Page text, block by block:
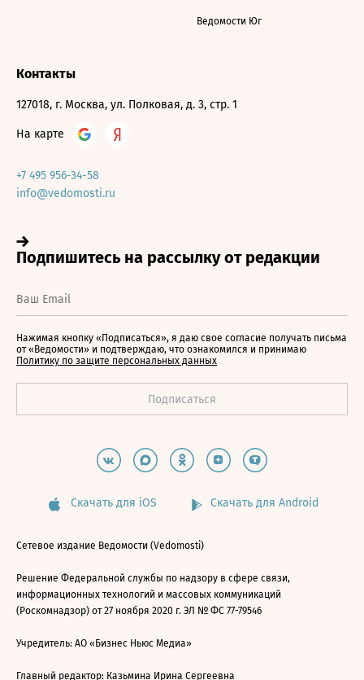
Ведомости Юг
Контакты
127018, г. Москва, ул. Полковая, д. 3, стр. 1
На карте
+7 495 956-34-58
info@vedomosti.ru
Нажимая кнопку «Подписаться», я даю свое согласие получать письма
от «Ведомости» и подтверждаю, что ознакомился и принимаю
Политику по защите персональных данных
Скачать для iOS Скачать для Android
Сетевое издание Ведомости (Vedomosti)
Решение Федеральной службы по надзору в сфере связи,
информационных технологий и массовых коммуникаций
(Роскомнадзор) от 27 ноября 2020 г. ЭЛ № ФС 77-79546
Учредитель: АО «Бизнес Ньюс Медиа»
Главный редактор: Казьмина Ирина Сергеевна